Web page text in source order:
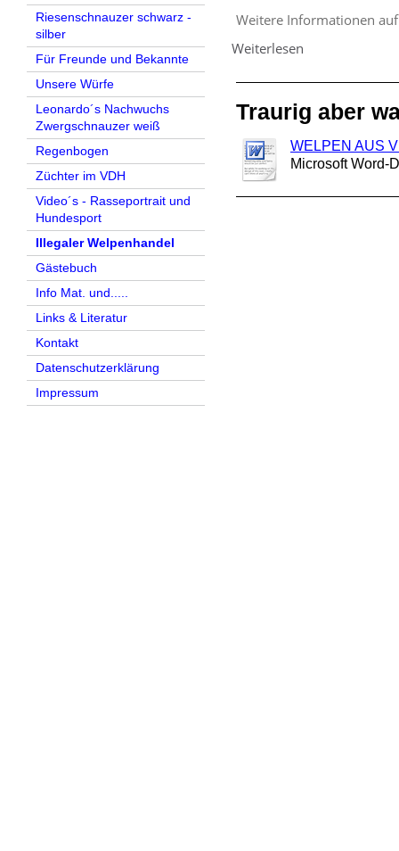
Riesenschnauzer schwarz -
silber
Für Freunde und Bekannte
Unsere Würfe
Leonardo´s Nachwuchs
Zwergschnauzer weiß
Regenbogen
Züchter im VDH
Video´s - Rasseportrait und
Hundesport
Illegaler Welpenhandel
Gästebuch
Info Mat. und.....
Links & Literatur
Kontakt
Datenschutzerklärung
Impressum
Weitere Informationen
Weiterlesen
Traurig aber
WELPEN AUS
Microsoft Word-